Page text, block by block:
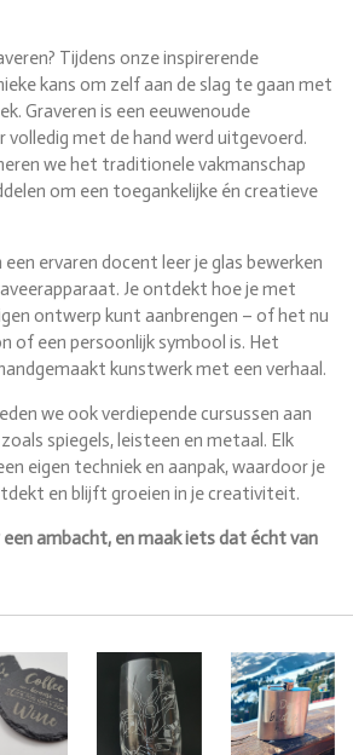
Tijdens onze inspirerende
kans om zelf aan de slag te gaan met
Graveren is een eeuwenoude
volledig met de hand werd uitgevoerd.
we het traditionele vakmanschap
om een toegankelijke én creatieve
ervaren docent leer je glas bewerken
Je ontdekt hoe je met
ontwerp kunt aanbrengen – of het nu
of een persoonlijk symbool is. Het
kunstwerk met een verhaal.
we ook verdiepende cursussen aan
spiegels, leisteen en metaal. Elk
eigen techniek en aanpak, waardoor je
en blijft groeien in je creativiteit.
een ambacht, en maak iets dat écht van